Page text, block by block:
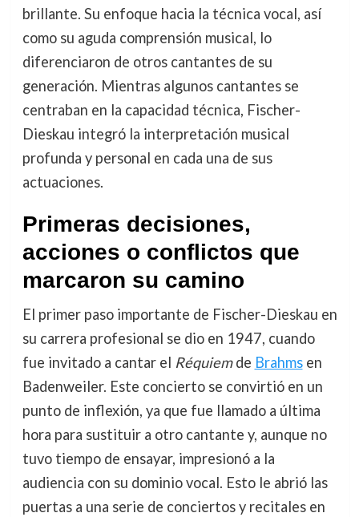
brillante. Su enfoque hacia la técnica vocal, así
como su aguda comprensión musical, lo
diferenciaron de otros cantantes de su
generación. Mientras algunos cantantes se
centraban en la capacidad técnica, Fischer-
Dieskau integró la interpretación musical
profunda y personal en cada una de sus
actuaciones.
Primeras decisiones,
acciones o conflictos que
marcaron su camino
El primer paso importante de Fischer-Dieskau en
su carrera profesional se dio en 1947, cuando
fue invitado a cantar el Réquiemde Brahmsen
Badenweiler. Este concierto se convirtió en un
punto de inflexión, ya que fue llamado a última
hora para sustituir a otro cantante y, aunque no
tuvo tiempo de ensayar, impresionó a la
audiencia con su dominio vocal. Esto le abrió las
puertas a una serie de conciertos y recitales en